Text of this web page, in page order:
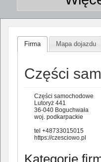
Firma Mapa dojazdu
Części
Części samochodowe
Lutoryż 441
36-040 Boguchwała
woj. podkarpackie
tel +48733015015
https://czesciowo.pl
Kategorie